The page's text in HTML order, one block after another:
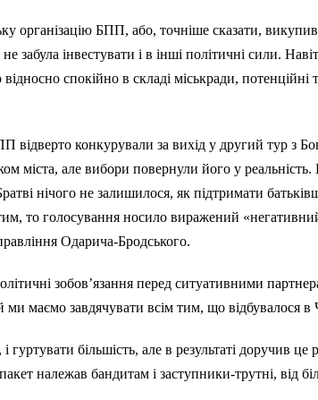
організацію БПП, або, точніше сказати,
забула інвестувати і в інші політичні сили.
спокійно в складі міськради,
відверто конкурували за вихід у другий тур з
міста, але вибори повернули його у
нічого не залишилося, як підтримати
то голосування носило виражений
Одарича-Бродського.
зобов’язання перед ситуативними
ми маємо завдячувати всім тим, що відбувалося в
більшість, але в результаті доручив
належав бандитам і заступники-трутні, від